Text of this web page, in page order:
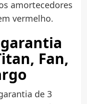
amortecedores
vermelho.
Fan,
de 3